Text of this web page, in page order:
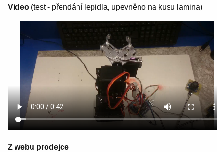
Video (test - přendání lepidla, upevněno na kusu lamina)
Z webu prodejce